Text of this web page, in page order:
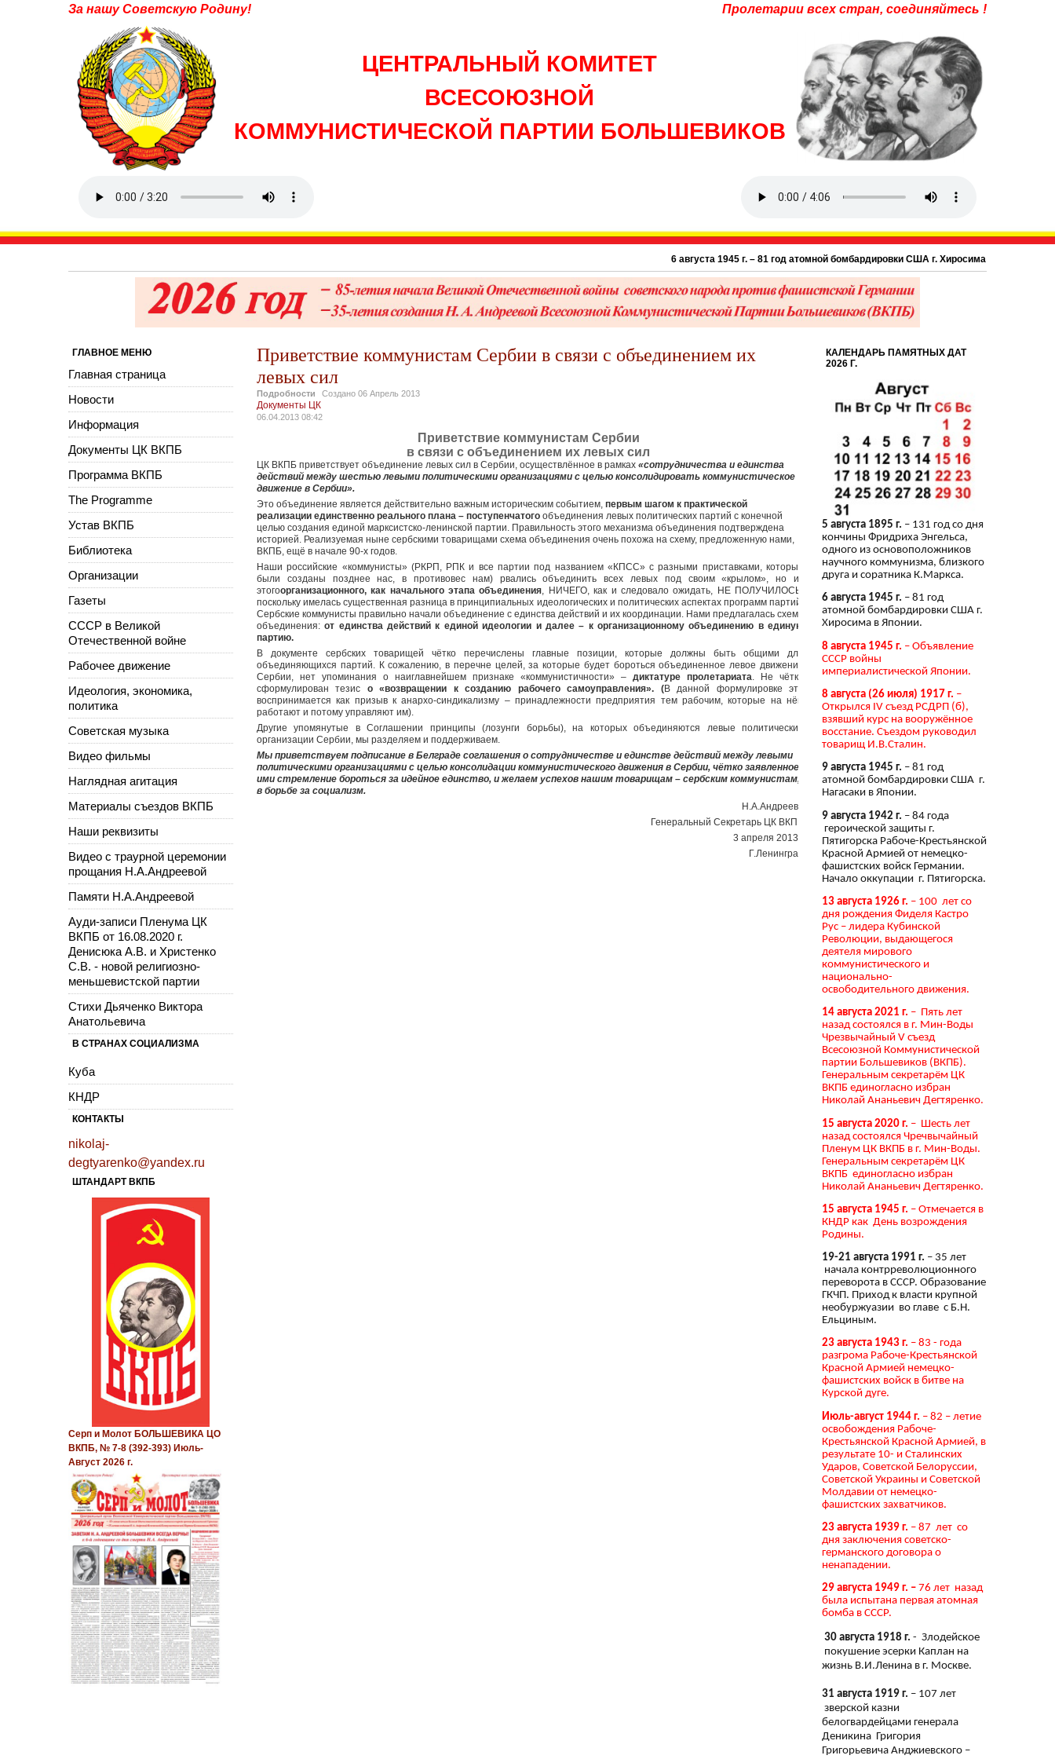
За нашу Советскую Родину! Пролетарии всех стран, соединяйтесь !
ЦЕНТРАЛЬНЫЙ КОМИТЕТ
ВСЕСОЮЗНОЙ
КОММУНИСТИЧЕСКОЙ ПАРТИИ БОЛЬШЕВИКОВ
6 августа 1945 г. – 81 год атомной бомбардировки США г. Хиросима в Японии.
Приветствие коммунистам Сербии в связи с объединением их
левых сил
Подробности Создано 06 Апрель 2013
Документы ЦК
06.04.2013 08:42
Приветствие коммунистам Сербии
в связи с объединением их левых сил
ЦК ВКПБ приветствует объединение левых сил в Сербии, осуществлённое в рамках «сотрудничества и единства
действий между шестью левыми политическими организациями с целью консолидировать коммунистическое
движение в Сербии».
Это объединение является действительно важным историческим событием, первым шагом к практической
реализации единственно реального плана – поступенчатого объединения левых политических партий с конечной
целью создания единой марксистско-ленинской партии. Правильность этого механизма объединения подтверждена
историей. Реализуемая ныне сербскими товарищами схема объединения очень похожа на схему, предложенную нами,
ВКПБ, ещё в начале 90-х годов.
Наши российские «коммунисты» (РКРП, РПК и все партии под названием «КПСС» с разными приставками, которые
были созданы позднее нас, в противовес нам) рвались объединить всех левых под своим «крылом», но из
этогоорганизационного, как начального этапа объединения, НИЧЕГО, как и следовало ожидать, НЕ ПОЛУЧИЛОСЬ,
поскольку имелась существенная разница в принципиальных идеологических и политических аспектах программ партий.
Сербские коммунисты правильно начали объединение с единства действий и их координации. Нами предлагалась схема
объединения:от единства действий к единой идеологии и далее – к организационному объединению в единую
партию.
В документе сербских товарищей чётко перечислены главные позиции, которые должны быть общими для
объединяющихся партий. К сожалению, в перечне целей, за которые будет бороться объединенное левое движение
Сербии, нет упоминания о наиглавнейшем признаке «коммунистичности» – диктатуре пролетариата. Не чётко
сформулирован тезис о «возвращении к созданию рабочего самоуправления». (В данной формулировке это
воспринимается как призыв к анархо-синдикализму – принадлежности предприятия тем рабочим, которые на нём
работают и потому управляют им).
Другие упомянутые в Соглашении принципы (лозунги борьбы), на которых объединяются левые политические
организации Сербии, мы разделяем и поддерживаем.
Мы приветствуем подписание в Белграде соглашения о сотрудничестве и единстве действий между левыми
политическими организациями с целью консолидации коммунистического движения в Сербии, чётко заявленное
ими стремление бороться за идейное единство, и желаем успехов нашим товарищам – сербским коммунистам,
в борьбе за социализм.
Н.А.Андреева
Генеральный Секретарь ЦК ВКПБ
3 апреля 2013 г
Г.Ленинград
ГЛАВНОЕ МЕНЮ
Главная страница
Новости
Информация
Документы ЦК ВКПБ
Программа ВКПБ
The Programme
Устав ВКПБ
Библиотека
Организации
Газеты
СССР в Великой
Отечественной войне
Рабочее движение
Идеология, экономика,
политика
Советская музыка
Видео фильмы
Наглядная агитация
Материалы съездов ВКПБ
Наши реквизиты
Видео с траурной церемонии
прощания Н.А.Андреевой
Памяти Н.А.Андреевой
Ауди-записи Пленума ЦК
ВКПБ от 16.08.2020 г.
Денисюка А.В. и Христенко
С.В. - новой религиозно-
меньшевистской партии
Стихи Дьяченко Виктора
Анатольевича
В СТРАНАХ СОЦИАЛИЗМА
Куба
КНДР
КОНТАКТЫ
nikolaj-
degtyarenko@yandex.ru
ШТАНДАРТ ВКПБ
Серп и Молот БОЛЬШЕВИКА ЦО
ВКПБ, № 7-8 (392-393) Июль-
Август 2026 г.
КАЛЕНДАРЬ ПАМЯТНЫХ ДАТ
2026 Г.
5 августа 1895 г. – 131 год со дня
кончины Фридриха Энгельса,
одного из основоположников
научного коммунизма, близкого
друга и соратника К.Маркса.
6 августа 1945 г. – 81 год
атомной бомбардировки США г.
Хиросима в Японии.
8 августа 1945 г. – Объявление
СССР войны
империалистической Японии.
8 августа (26 июля) 1917 г. –
Открылся IV съезд РСДРП (б),
взявший курс на вооружённое
восстание. Съездом руководил
товарищ И.В.Сталин.
9 августа 1945 г. – 81 год
атомной бомбардировки США г.
Нагасаки в Японии.
9 августа 1942 г. – 84 года
героической защиты г.
Пятигорска Рабоче-Крестьянской
Красной Армией от немецко-
фашистских войск Германии.
Начало оккупации г. Пятигорска.
13 августа 1926 г. – 100 лет со
дня рождения Фиделя Кастро
Рус – лидера Кубинской
Революции, выдающегося
деятеля мирового
коммунистического и
национально-
освободительного движения.
14 августа 2021 г. – Пять лет
назад состоялся в г. Мин-Воды
Чрезвычайный V съезд
Всесоюзной Коммунистической
партии Большевиков (ВКПБ).
Генеральным секретарём ЦК
ВКПБ единогласно избран
Николай Ананьевич Дегтяренко.
15 августа 2020 г. – Шесть лет
назад состоялся Чречвычайный
Пленум ЦК ВКПБ в г. Мин-Воды.
Генеральным секретарём ЦК
ВКПБ единогласно избран
Николай Ананьевич Дегтяренко.
15 августа 1945 г. – Отмечается в
КНДР как День возрождения
Родины.
19-21 августа 1991 г. – 35 лет
начала контрреволюционного
переворота в СССР. Образование
ГКЧП. Приход к власти крупной
необуржуазии во главе с Б.Н.
Ельциным.
23 августа 1943 г. – 83 - года
разгрома Рабоче-Крестьянской
Красной Армией немецко-
фашистских войск в битве на
Курской дуге.
Июль-август 1944 г. – 82 – летие
освобождения Рабоче-
Крестьянской Красной Армией, в
результате 10- и Сталинских
Ударов, Советской Белоруссии,
Советской Украины и Советской
Молдавии от немецко-
фашистских захватчиков.
23 августа 1939 г. – 87 лет со
дня заключения советско-
германского договора о
ненападении.
29 августа 1949 г. – 76 лет назад
была испытана первая атомная
бомба в СССР.
30 августа 1918 г. - Злодейское
покушение эсерки Каплан на
жизнь В.И.Ленина в г. Москве.
31 августа 1919 г. – 107 лет
зверской казни
белогвардейцами генерала
Деникина Григория
Григорьевича Анджиевского –